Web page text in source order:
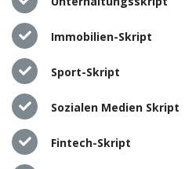
Immobilien-Skript
Sport-Skript
Sozialen Medien Skript
Fintech-Skript